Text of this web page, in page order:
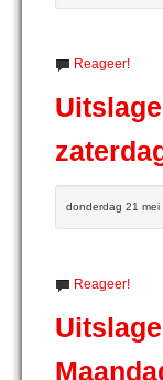
Reageer!
donderdag 21 mei
Reageer!